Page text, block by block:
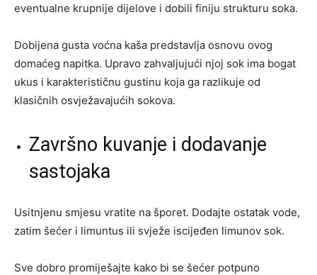
eventualne krupnije dijelove i dobili finiju strukturu soka.
Dobijena gusta voćna kaša predstavlja osnovu ovog
domaćeg napitka. Upravo zahvaljujući njoj sok ima bogat
ukus i karakterističnu gustinu koja ga razlikuje od
klasičnih osvježavajućih sokova.
Završno kuvanje i dodavanje
sastojaka
Usitnjenu smjesu vratite na šporet. Dodajte ostatak vode,
zatim šećer i limuntus ili svježe iscijeđen limunov sok.
Sve dobro promiješajte kako bi se šećer potpuno